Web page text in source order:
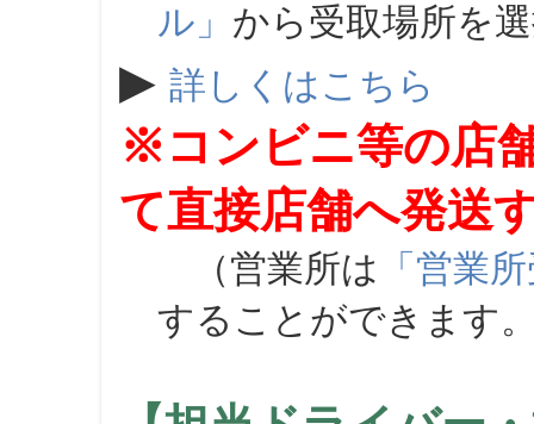
ル」 から受取場所を
▶ 詳しくはこちら
※コンビニ等の店
て直接店舗へ発送
（営業所は 「営業
することができます